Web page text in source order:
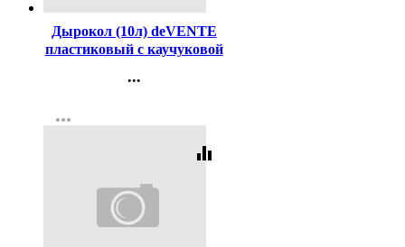
Дырокол (10л) deVENTE
пластиковый с каучуковой
арт.4020804 (Ст.)
...
Регистрация
more_horiz
equalizer